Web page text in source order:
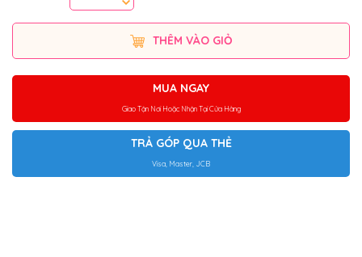
THÊM VÀO GIỎ
MUA NGAY
Giao Tận Nơi Hoặc Nhận Tại Cửa Hàng
TRẢ GÓP QUA THẺ
Visa, Master, JCB